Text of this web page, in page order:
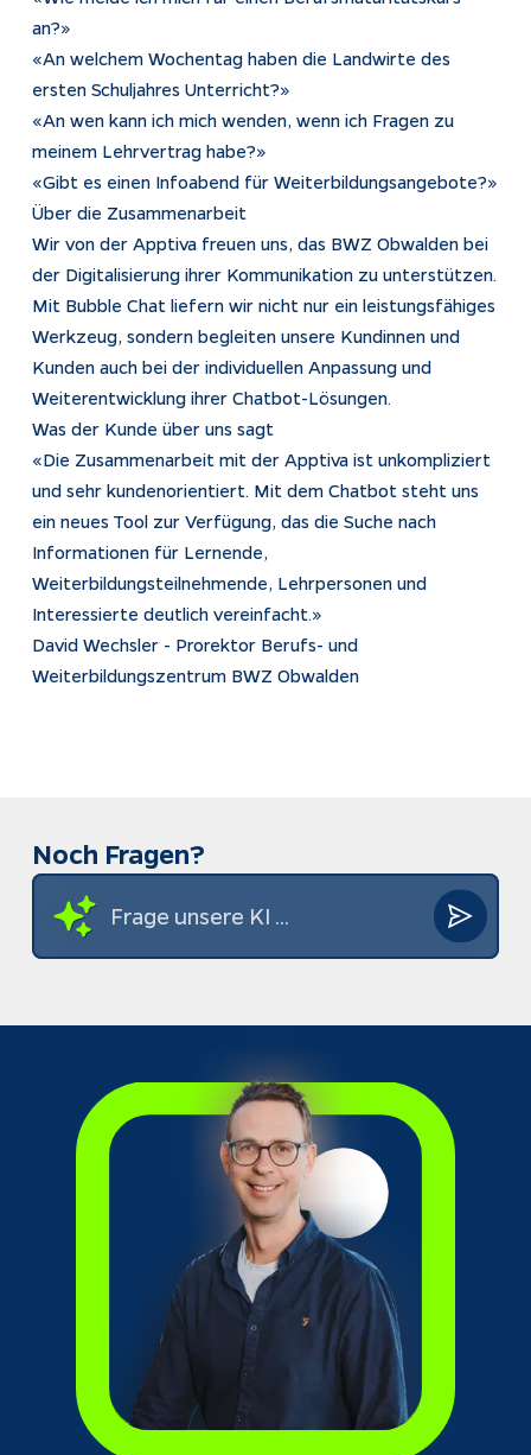
an?»
«An welchem Wochentag haben die Landwirte des
ersten Schuljahres Unterricht?»
«An wen kann ich mich wenden, wenn ich Fragen zu
meinem Lehrvertrag habe?»
«Gibt es einen Infoabend für Weiterbildungsangebote?»
Über die Zusammenarbeit
Wir von der Apptiva freuen uns, das BWZ Obwalden bei
der Digitalisierung ihrer Kommunikation zu unterstützen.
Mit Bubble Chat liefern wir nicht nur ein leistungsfähiges
Werkzeug, sondern begleiten unsere Kundinnen und
Kunden auch bei der individuellen Anpassung und
Weiterentwicklung ihrer Chatbot-Lösungen.
Was der Kunde über uns sagt
«Die Zusammenarbeit mit der Apptiva ist unkompliziert
und sehr kundenorientiert. Mit dem Chatbot steht uns
ein neues Tool zur Verfügung, das die Suche nach
Informationen für Lernende,
Weiterbildungsteilnehmende, Lehrpersonen und
Interessierte deutlich vereinfacht.»
David Wechsler - Prorektor Berufs- und
Weiterbildungszentrum BWZ Obwalden
Noch Fragen?